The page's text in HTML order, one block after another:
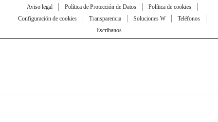
Aviso legal Política de Protección de Datos
Política de cookies
Configuración de cookies
Transparencia Soluciones W
Teléfonos
Escríbanos